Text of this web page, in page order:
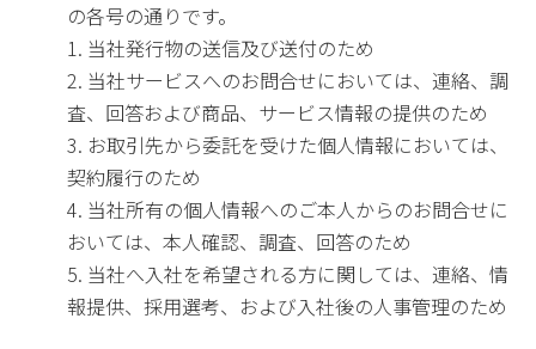
の各号の通りです。
1. 当社発行物の送信及び送付のため
2. 当社サービスへのお問合せにおいては、連絡、調
査、回答および商品、サービス情報の提供のため
3. お取引先から委託を受けた個人情報においては、
契約履行のため
4. 当社所有の個人情報へのご本人からのお問合せに
おいては、本人確認、調査、回答のため
5. 当社へ入社を希望される方に関しては、連絡、情
報提供、採用選考、および入社後の人事管理のため